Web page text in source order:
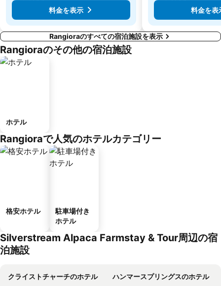
料金を表示
料金を表
Rangioraのすべての宿泊施設を表示
Rangioraのその他の宿泊施設
ホテル
Rangioraで人気のホテルカテゴリー
格安ホテル
駐車場付き
ホテル
Silverstream Alpaca Farmstay & Tour周辺の宿
泊施設
クライストチャーチのホテル
ハンマースプリングスのホテル